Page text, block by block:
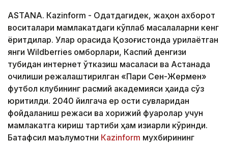
ASTANА. Кazinform - Одатдагидек, жаҳон ахборот
воситалари мамлакатдаги кўплаб масалаларни кенг
ёритдилар. Улар орасида Қозоғистонда қурилаётган
янги Wildberries омборлари, Каспий денгизи
тубидан интернет ўтказиш масаласи ва Астанада
очилиши режалаштирилган «Пари Сен-Жермен»
футбол клубининг расмий академияси ҳақида сўз
юритилди. 2040 йилгача ер ости сувларидан
фойдаланиш режаси ва хорижий фуқаролар учун
мамлакатга кириш тартиби ҳам қизиқарли кўринди.
Батафсил маълумотни Кazinform мухбирининг